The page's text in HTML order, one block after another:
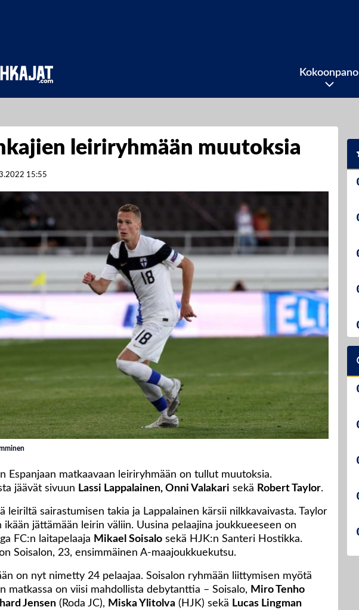
Kokoonpano
leiriryhmään muutoksia
15:55
Espanjaan matkaavaan leiriryhmään on tullut muutoksia.
jäävät sivuun Lassi Lappalainen, Onni Valakari sekä Robert Taylor.
leiriltä sairastumisen takia ja Lappalainen kärsii nilkkavaivasta. Taylor
ikään jättämään leirin väliin. Uusina pelaajina joukkueeseen on
FC:n laitapelaaja Mikael Soisalo sekä HJK:n Santeri Hostikka.
Soisalon, 23, ensimmäinen A-maajoukkuekutsu.
on nyt nimetty 24 pelaajaa. Soisalon ryhmään liittymisen myötä
matkassa on viisi mahdollista debytanttia – Soisalo, Miro Tenho
Jensen (Roda JC), Miska Ylitolva (HJK) sekä Lucas Lingman